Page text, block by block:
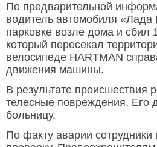
По предварительной
водитель автомобиля «Лада
парковке возле дома и сбил
который пересекал
велосипеде HARTMAN
движения машины.
В результате происшествия
телесные повреждения. Его
больницу.
По факту аварии